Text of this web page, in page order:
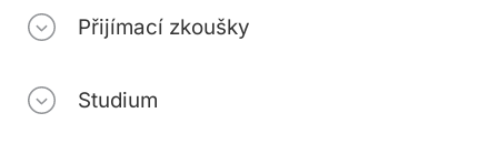
Přijímací zkoušky
Studium